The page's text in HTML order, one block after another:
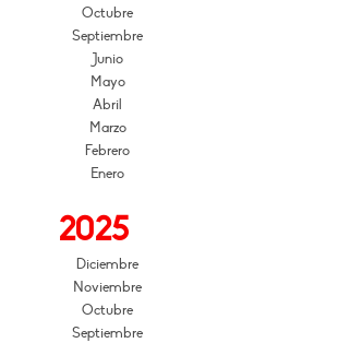
Octubre
Septiembre
Junio
Mayo
Abril
Marzo
Febrero
Enero
2025
Diciembre
Noviembre
Octubre
Septiembre